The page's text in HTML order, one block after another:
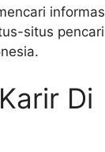
situs
Di